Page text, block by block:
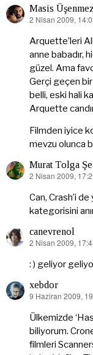
Masis
dedi
2 Nisan 2009,
Arquette’leri
anne babadır,
güzel. Ama
Gerçi geçen
belli, eski hali
Arquette
Filmden iyice
mevzu olunca
Murat Tolga
dedi
2 Nisan 2009,
Can, Crash’i
kategorisini
canevrenol
dedi
2 Nisan 2009,
: ) geliyor
xebdor
dedi
ki:
9 Haziran 2009,
Ülkemizde
biliyorum.
filmleri